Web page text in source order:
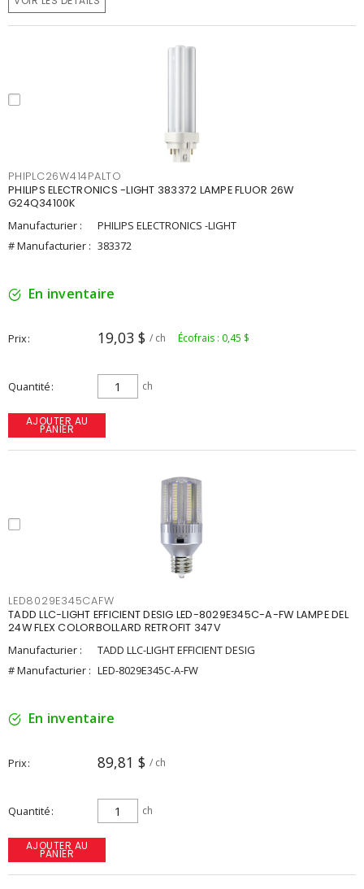
PHIPLC26W414PALTO
PHILIPS ELECTRONICS -LIGHT 383372 LAMPE FLUOR 26W
G24Q34100K
Manufacturier :
PHILIPS ELECTRONICS -LIGHT
# Manufacturier : 383372
En inventaire
Prix 19,03 $ / ch Écofrais : 0,45 $
Quantité ch
AJOUTER AU
PANIER
LED8029E345CAFW
TADD LLC-LIGHT EFFICIENT DESIG LED-8029E345C-A-FW LAMPE DEL
24W FLEX COLORBOLLARD RETROFIT 347V
Manufacturier :
TADD LLC-LIGHT EFFICIENT DESIG
# Manufacturier : LED-8029E345C-A-FW
En inventaire
Prix 89,81 $ / ch
Quantité ch
AJOUTER AU
PANIER